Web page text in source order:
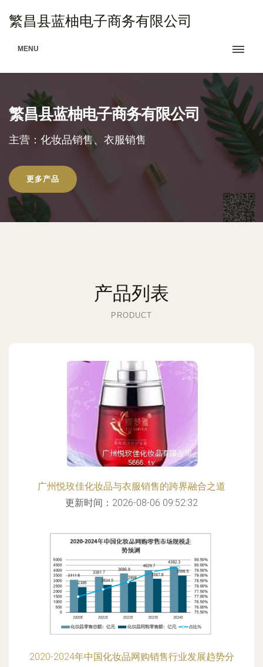
繁昌县蓝柚电子商务有限公司
MENU
繁昌县蓝柚电子商务有限公司
主营：化妆品销售、衣服销售
更多产品
产品列表
PRODUCT
广州悦玫佳化妆品与衣服销售的跨界融合之道
更新时间：2026-08-06 09:52:32
2020-2024年中国化妆品网购销售行业发展趋势分